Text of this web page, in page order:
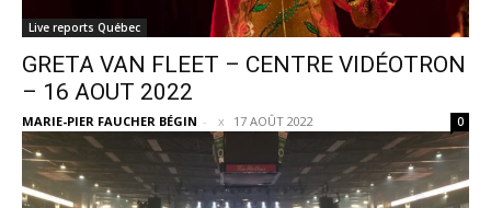
Live reports Québec
GRETA VAN FLEET – CENTRE VIDÉOTRON
– 16 AOUT 2022
MARIE-PIER FAUCHER BÉGIN - 17 AOÛT 2022 0